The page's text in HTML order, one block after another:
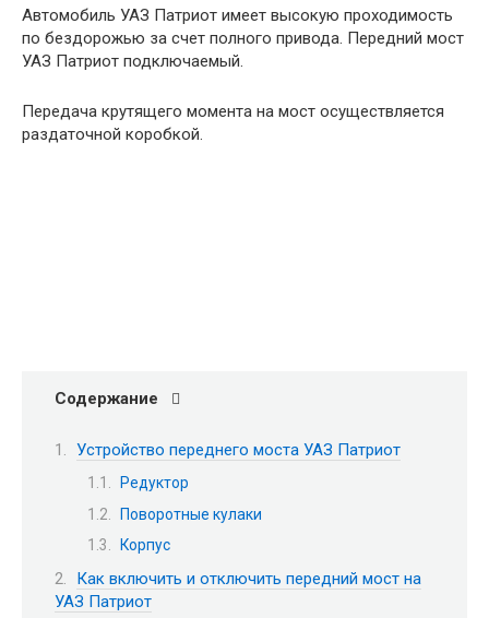
Автомобиль УАЗ Патриот имеет высокую проходимость
по бездорожью за счет полного привода. Передний мост
УАЗ Патриот подключаемый.
Передача крутящего момента на мост осуществляется
раздаточной коробкой.
Содержание
Устройство переднего моста УАЗ Патриот
Редуктор
Поворотные кулаки
Корпус
Как включить и отключить передний мост на
УАЗ Патриот